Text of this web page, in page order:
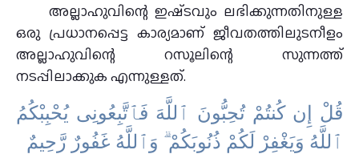
അല്ലാഹുവിന്റെ ഇഷ്‌ടവും ലഭിക്കുന്നതിനുള്ള
ഒരു പ്രധാനപ്പെട്ട കാര്യമാണ് ജീവതത്തിലുടനീളം
അല്ലാഹുവിന്റെ റസൂലിന്റെ സുന്നത്ത്
നടപ്പിലാക്കുക എന്നുള്ളത്.
ﻗُﻞْ ﺇِﻥ ﻛُﻨﺘُﻢْ ﺗُﺤِﺒُّﻮﻥَ ٱﻟﻠَّﻪَ ﻓَﭑﺗَّﺒِﻌُﻮﻧِﻰ ﻳُﺤْﺒِﺒْﻜُﻢُ
ٱﻟﻠَّﻪُ ﻭَﻳَﻐْﻔِﺮْ ﻟَﻜُﻢْ ﺫُﻧُﻮﺑَﻜُﻢْ ۗ ﻭَٱﻟﻠَّﻪُ ﻏَﻔُﻮﺭٌ ﺭَّﺣِﻴﻢٌ